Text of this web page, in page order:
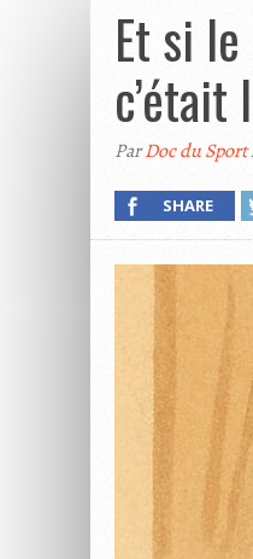
Et si
c’était
ParDoc du Sport
SHARE